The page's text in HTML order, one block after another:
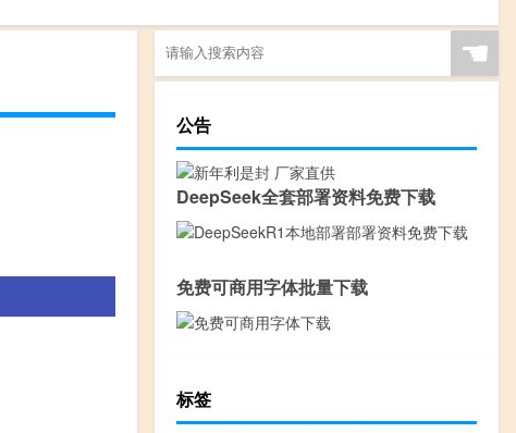
☚
公告
DeepSeek全套部署资料免费下载
免费可商用字体批量下载
标签